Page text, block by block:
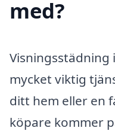
med?
Visningsstädning
mycket viktig
ditt hem eller en
köpare kommer